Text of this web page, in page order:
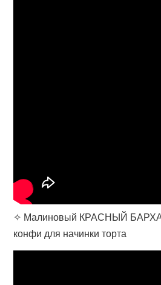
✧ Малиновый КРАСНЫЙ
конфи для начинки торта